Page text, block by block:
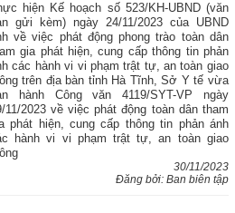
hiện Kế hoạch số 523/KH-UBND (văn
gửi kèm) ngày 24/11/2023 của UBND
về việc phát động phong trào toàn dân
gia phát hiện, cung cấp thông tin phản
các hành vi vi phạm trật tự, an toàn giao
trên địa bàn tỉnh Hà Tĩnh, Sở Y tế vừa
hành Công văn 4119/SYT-VP ngày
11/2023 về việc phát động toàn dân tham
phát hiện, cung cấp thông tin phản ánh
hành vi vi phạm trật tự, an toàn giao
30/11/2023
Đăng bởi: Ban biên tập